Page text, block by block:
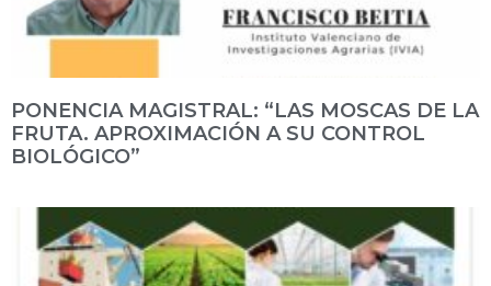
PONENCIA MAGISTRAL: “LAS MOSCAS DE LA
FRUTA. APROXIMACIÓN A SU CONTROL
BIOLÓGICO”